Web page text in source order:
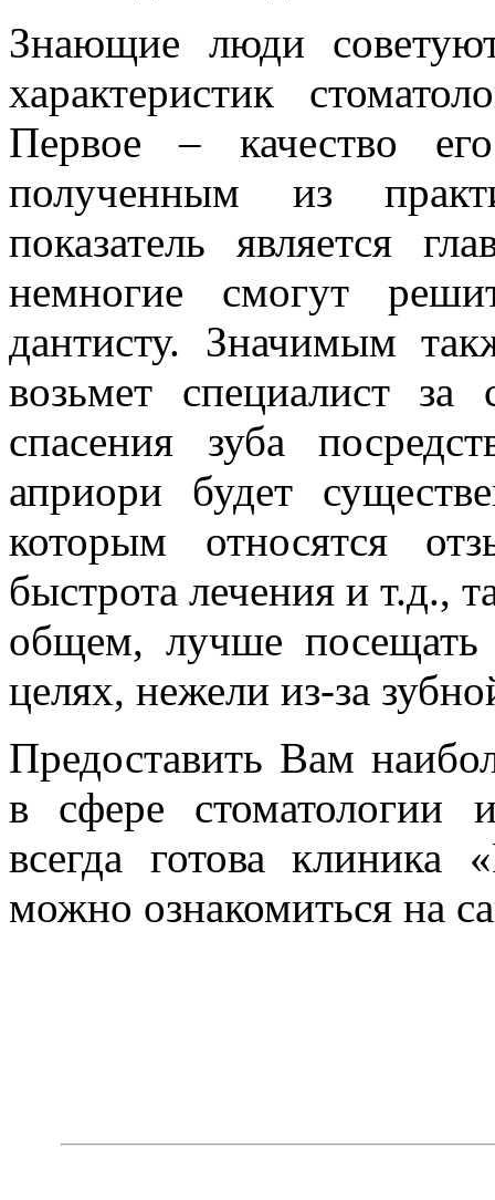
Знающие люди
характеристик
Первое – качество
полученным из
показатель является
немногие смогут
дантисту. Значимым
возьмет специалист
спасения зуба
априори будет
которым относятся
быстрота лечения и т.д.,
общем, лучше посещать
целях, нежели из-за
Предоставить Вам
в сфере стоматологии
всегда готова клиника
можно ознакомиться на